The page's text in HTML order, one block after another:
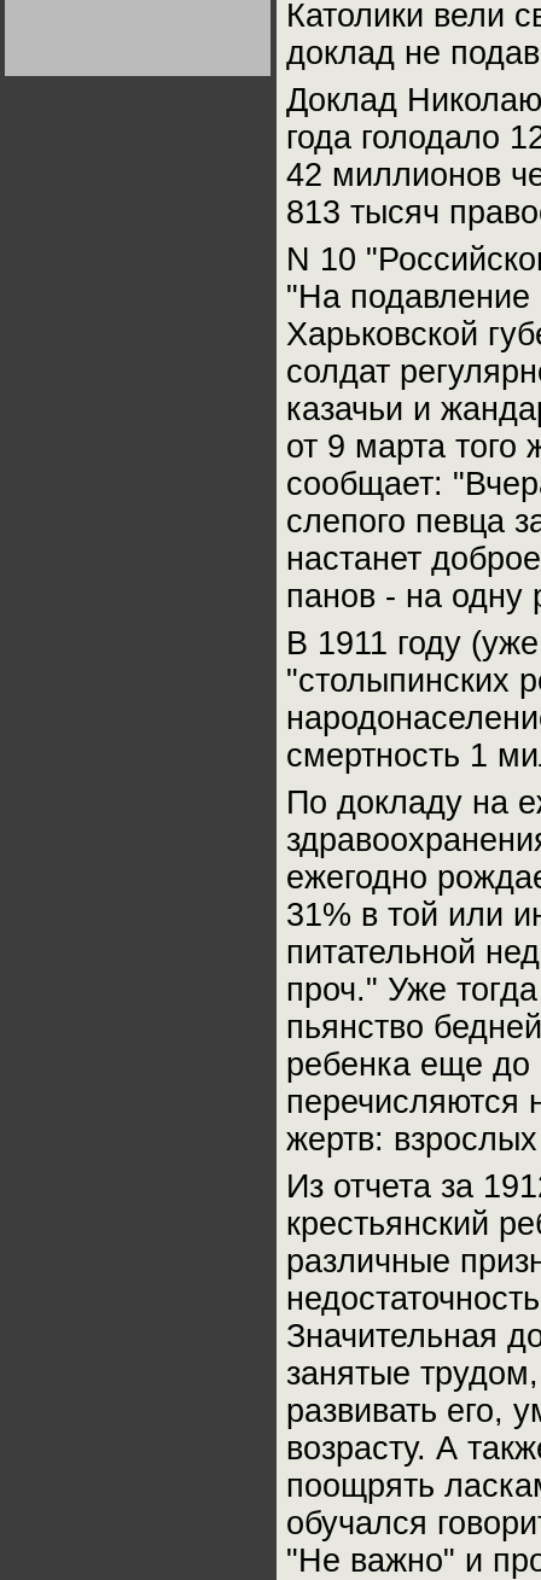
Католики вели
доклад не
Доклад
года голодало
42 миллионов
813 тысяч
N 10
"На подавление
Харьковской
солдат
казачьи и
от 9 марта того
сообщает:
слепого певца
настанет
панов - на одну
В 1911 году
"столыпинских
смертность 1
По докладу на
ежегодно
31% в той или
питательной
проч." Уже
пьянство
ребенка еще до
перечисляются
жертв:
Из отчета за
крестьянский
различные
Значительная
занятые
развивать его,
возрасту. А
поощрять
обучался
"Не важно" и